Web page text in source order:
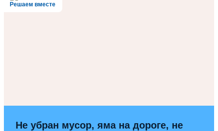
Решаем вместе
Не убран мусор, яма на дороге, не